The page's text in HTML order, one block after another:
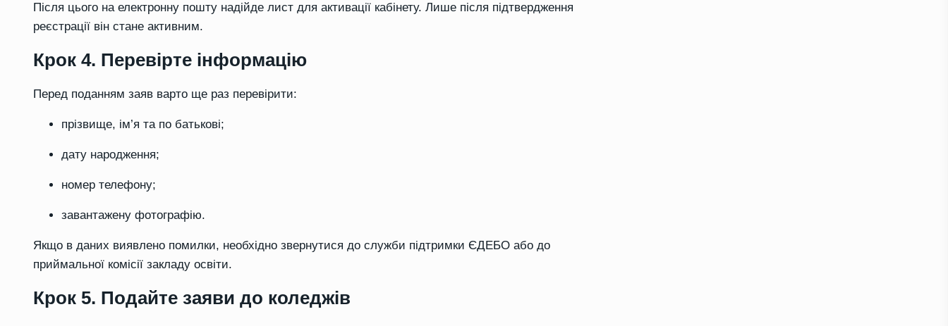
Після цього на електронну пошту надійде лист для активації кабінету. Лише після підтвердження
реєстрації він стане активним.
Крок 4. Перевірте інформацію
Перед поданням заяв варто ще раз перевірити:
прізвище, ім’я та по батькові;
дату народження;
номер телефону;
завантажену фотографію.
Якщо в даних виявлено помилки, необхідно звернутися до служби підтримки ЄДЕБО або до
приймальної комісії закладу освіти.
Крок 5. Подайте заяви до коледжів